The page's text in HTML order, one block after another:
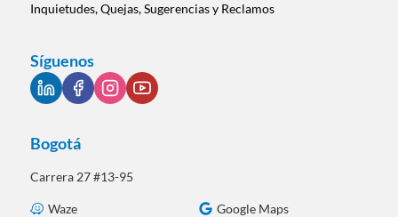
Inquietudes, Quejas, Sugerencias y Reclamos
Síguenos
Bogotá
Carrera 27 #13-95
Waze
Google Maps